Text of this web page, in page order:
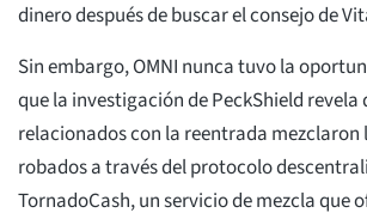
dinero después de buscar el consejo de
Sin embargo, OMNI nunca tuvo la
que la investigación de PeckShield
relacionados con la reentrada mezclaron
robados a través del protocolo
TornadoCash, un servicio de mezcla que